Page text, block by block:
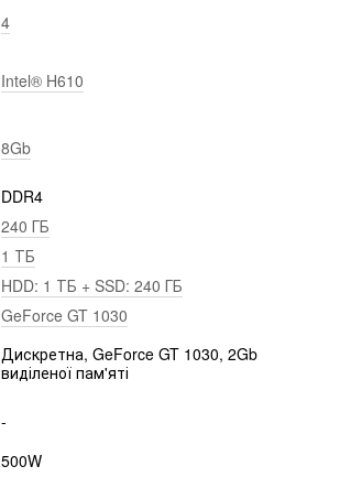
4
Intel® H610
8Gb
DDR4
240 ГБ
1 ТБ
HDD: 1 ТБ + SSD: 240 ГБ
GeForce GT 1030
Дискретна, GeForce GT 1030, 2Gb
виділеної пам'яті
-
500W